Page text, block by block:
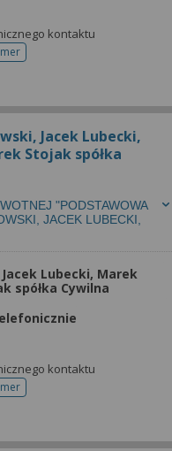
kontaktu
do rejestracji
Jacek Lubecki,
Stojak spółka
"PODSTAWOWA
JACEK LUBECKI,
Lubecki, Marek
spółka Cywilna
kontaktu
do rejestracji